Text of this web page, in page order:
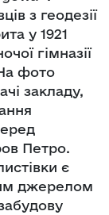
з геодезії
у 1921
гімназії
фото
закладу,
Петро.
є
джерелом